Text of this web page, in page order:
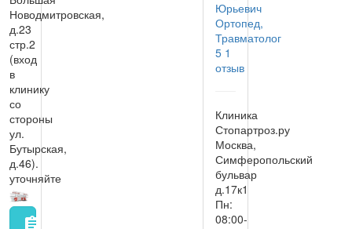
Новодмитровская,
д.23
стр.2
(вход
в
клинику
со
стороны
ул.
Бутырская,
д.46).
уточняйте
assignment
Юрьевич
Ортопед,
Травматолог
5 1
отзыв
Клиника
Стопартроз.ру
Москва,
Симферопольский
бульвар
д.17к1
Пн:
08:00-